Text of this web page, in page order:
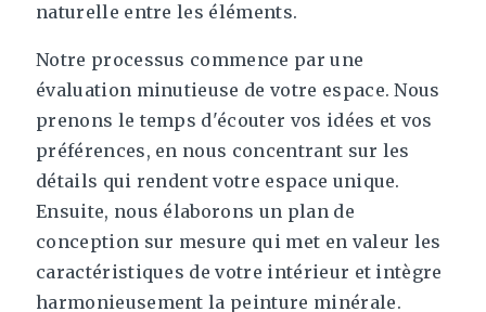
naturelle entre les éléments.
Notre processus commence par une
évaluation minutieuse de votre espace. Nous
prenons le temps d'écouter vos idées et vos
préférences, en nous concentrant sur les
détails qui rendent votre espace unique.
Ensuite, nous élaborons un plan de
conception sur mesure qui met en valeur les
caractéristiques de votre intérieur et intègre
harmonieusement la peinture minérale.